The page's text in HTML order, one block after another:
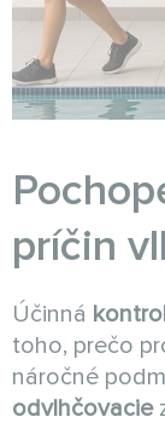
príčin
Účinná
toho, prečo
náročné
odvlhčovacie